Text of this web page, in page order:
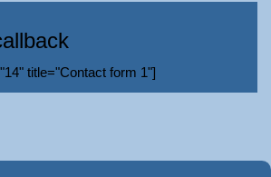
title="Contact form 1"]